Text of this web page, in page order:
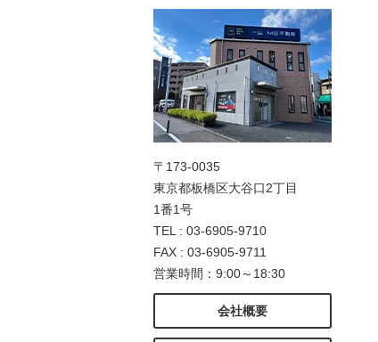
〒173-0035
東京都板橋区大谷口2丁目
1番1号
TEL : 03-6905-9710
FAX : 03-6905-9711
営業時間：9:00～18:30
会社概要